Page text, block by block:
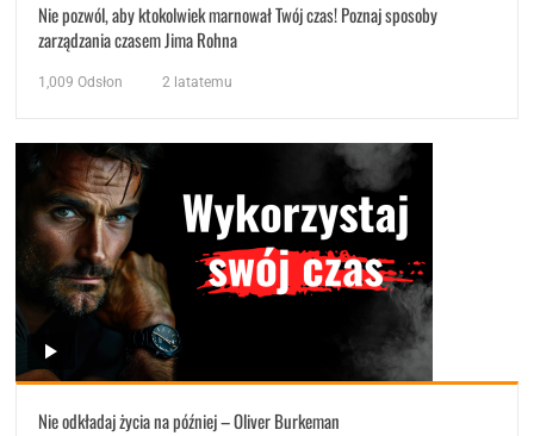
Nie pozwól, aby ktokolwiek marnował Twój czas! Poznaj sposoby
zarządzania czasem Jima Rohna
1,009 Odsłon 2 latatemu
Nie odkładaj życia na później – Oliver Burkeman